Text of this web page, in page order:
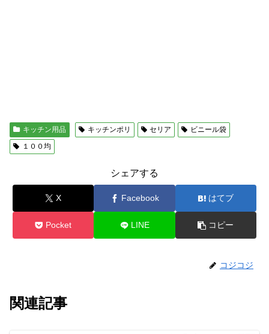
キッチン用品 キッチンポリ セリア
ビニール袋
１００均
シェアする
X Facebook はてブ
Pocket LINE コピー
コジコジ
関連記事